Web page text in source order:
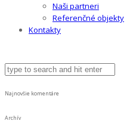
Naši partneri
Referenčné objekty
Kontakty
Najnovšie komentáre
Archív